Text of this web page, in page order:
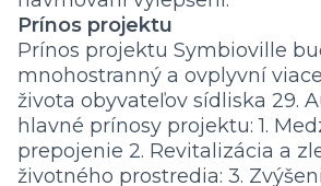
Prínos projektu
Prínos projektu Symbioville
mnohostranný a ovplyvní
života obyvateľov sídliska 29.
hlavné prínosy projektu: 1.
prepojenie 2. Revitalizácia a
životného prostredia: 3.